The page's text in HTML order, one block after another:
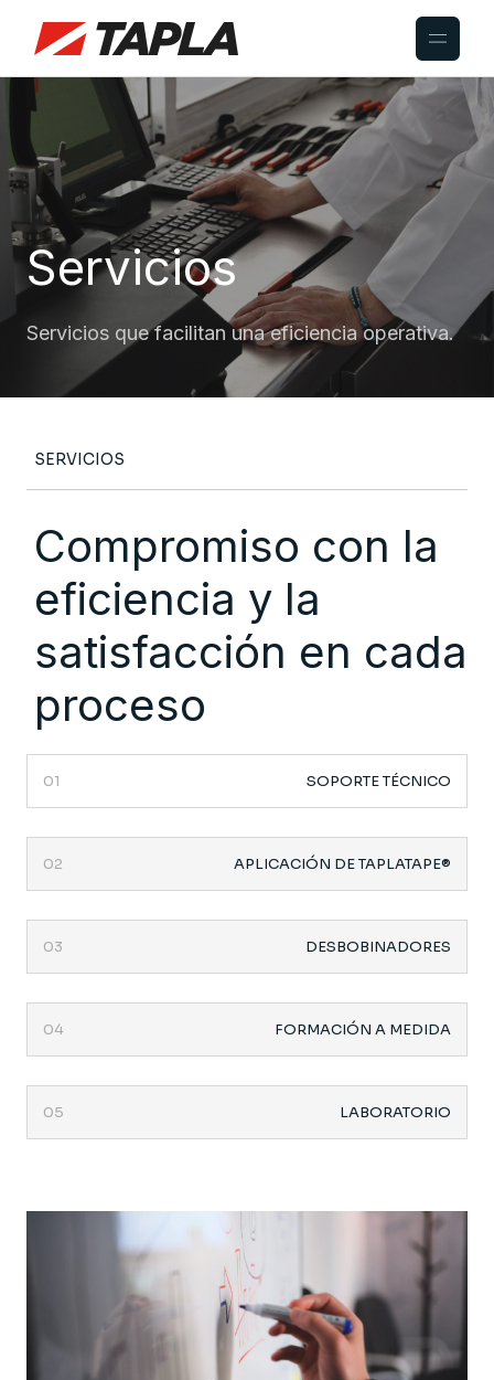
Servicios
Servicios que facilitan una eficiencia operativa.
SERVICIOS
Compromiso con la
eficiencia y la
satisfacción en cada
proceso
01 SOPORTE TÉCNICO
02 APLICACIÓN DE TAPLATAPE®
03 DESBOBINADORES
04 FORMACIÓN A MEDIDA
05 LABORATORIO